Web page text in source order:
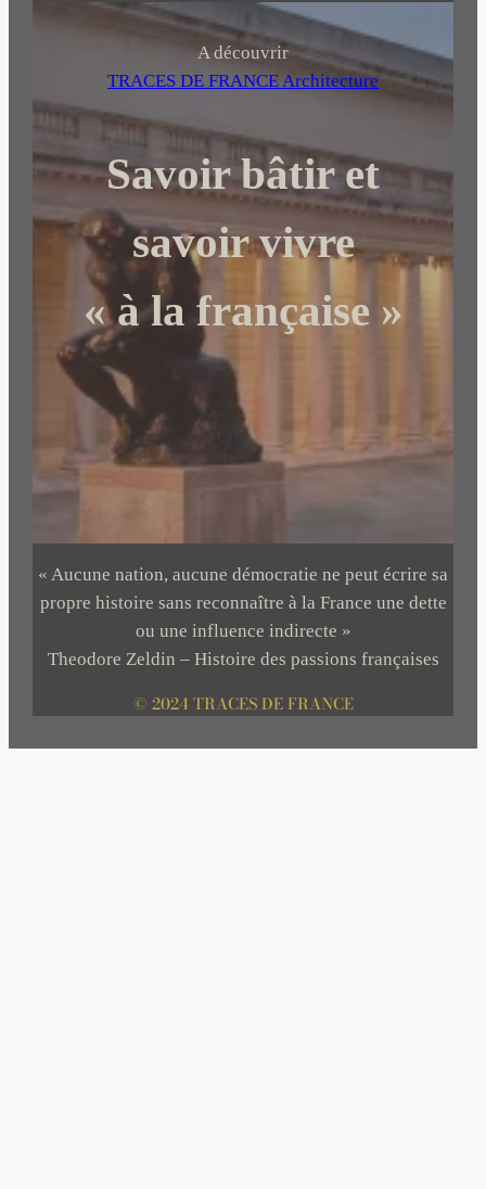
r
h
r
A découvrir
TRACES DE FRANCE Architecture
Savoir bâtir et
savoir vivre
« à la française »
« Aucune nation, aucune démocratie ne peut écrire sa
propre histoire sans reconnaître à la France une dette
ou une influence indirecte »
Theodore Zeldin – Histoire des passions françaises
© 2024 TRACES DE FRANCE